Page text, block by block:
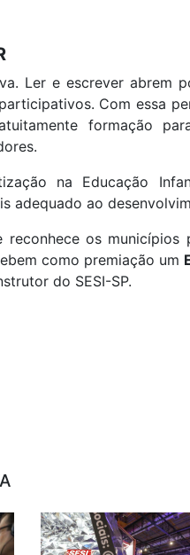
Ler e escrever abrem
Com essa
formação
na Educação
adequado ao
reconhece os municípios
como premiação um
do SESI-SP.